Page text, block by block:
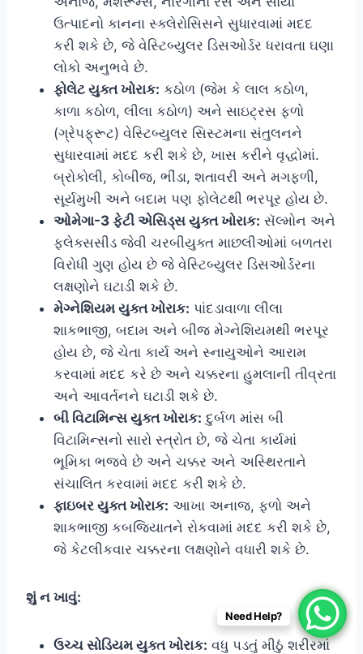
ઉત્પાદનો કાનના સ્ક્લેરોસિસને સુધારવામાં મદદ
કરી શકે છે, જે વેસ્ટિબ્યુલર ડિસઓર્ડર ધરાવતા ઘણા
લોકો અનુભવે છે.
ફોલેટ યુક્ત ખોરાક: કઠોળ (જેમ કે લાલ કઠોળ,
કાળા કઠોળ, લીલા કઠોળ) અને સાઇટ્રસ ફળો
(ગ્રેપફ્રૂટ) વેસ્ટિબ્યુલર સિસ્ટમના સંતુલનને
સુધારવામાં મદદ કરી શકે છે, ખાસ કરીને વૃદ્ધોમાં.
બ્રોકોલી, કોબીજ, ભીંડા, શતાવરી અને મગફળી,
સૂર્યમુખી અને બદામ પણ ફોલેટથી ભરપૂર હોય છે.
ઓમેગા-3 ફેટી એસિડ્સ યુક્ત ખોરાક: સૅલ્મોન અને
ફ્લેક્સસીડ જેવી ચરબીયુક્ત માછલીઓમાં બળતરા
વિરોધી ગુણ હોય છે જે વેસ્ટિબ્યુલર ડિસઓર્ડરના
લક્ષણોને ઘટાડી શકે છે.
મેગ્નેશિયમ યુક્ત ખોરાક: પાંદડાવાળા લીલા
શાકભાજી, બદામ અને બીજ મેગ્નેશિયમથી ભરપૂર
હોય છે, જે ચેતા કાર્ય અને સ્નાયુઓને આરામ
કરવામાં મદદ કરે છે અને ચક્કરના હુમલાની તીવ્રતા
અને આવર્તનને ઘટાડી શકે છે.
બી વિટામિન્સ યુક્ત ખોરાક: દુર્બળ માંસ બી
વિટામિન્સનો સારો સ્ત્રોત છે, જે ચેતા કાર્યમાં
ભૂમિકા ભજવે છે અને ચક્કર અને અસ્થિરતાને
સંચાલિત કરવામાં મદદ કરી શકે છે.
ફાઇબર યુક્ત ખોરાક: આખા અનાજ, ફળો અને
શાકભાજી કબજિયાતને રોકવામાં મદદ કરી શકે છે,
જે કેટલીકવાર ચક્કરના લક્ષણોને વધારી શકે છે.
શું ન ખાવું:
ઉચ્ચ સોડિયમ યુક્ત ખોરાક: વધુ પડતું મીઠું શરીરમાં
Need Help?